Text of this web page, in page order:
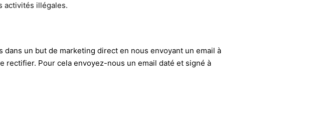
activités illégales.
un but de marketing direct en nous envoyant un email à
rectifier. Pour cela envoyez-nous un email daté et signé à